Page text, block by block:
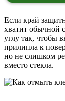
Если край
хватит обычной
углу так, чтобы
прилипла к
но не слишком
вместо стекла.